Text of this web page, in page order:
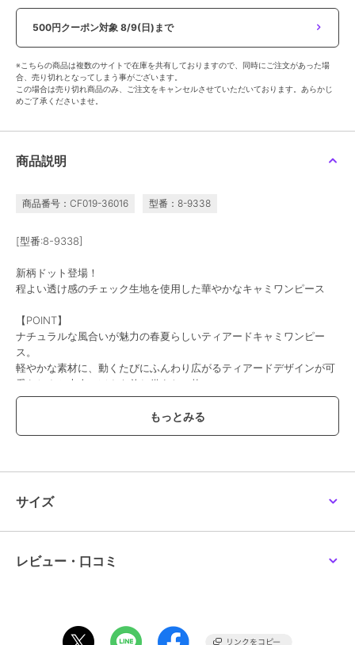
500円クーポン対象 8/9(日)まで
※こちらの商品は複数のサイトで在庫を共有しておりますので、同時にご注文があった場
合、売り切れとなってしまう事がございます。
この場合は売り切れ商品のみ、ご注文をキャンセルさせていただいております。あらかじ
めご了承くださいませ。
商品説明
商品番号：CF019-36016 型番：8-9338
[型番:8-9338]
新柄ドット登場！
程よい透け感のチェック生地を使用した華やかなキャミワンピース
【POINT】
ナチュラルな風合いが魅力の春夏らしいティアードキャミワンピー
ス。
軽やかな素材に、動くたびにふんわり広がるティアードデザインが可
愛らしさと大人っぽさを兼ね備えた一枚。
サイドのウエストリボンはシルエットを調節することができ、配色カ
バックにはゴムを施し、フィット感がありながらも快適な着心地を実
スカート部分は裏地付きなので透けにくく、安心して着用いただけま
す。
ネック周りをすっきりと見せるカシュクールデザインのVネックなの
キャップやスニーカー、サンダルなどを合わせてカジュアルダウンし
サイズ
レビュー・口コミ